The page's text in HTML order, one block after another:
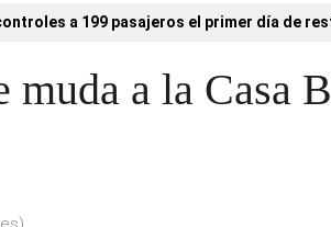
a 199 pasajeros el primer día de
muda a la Casa